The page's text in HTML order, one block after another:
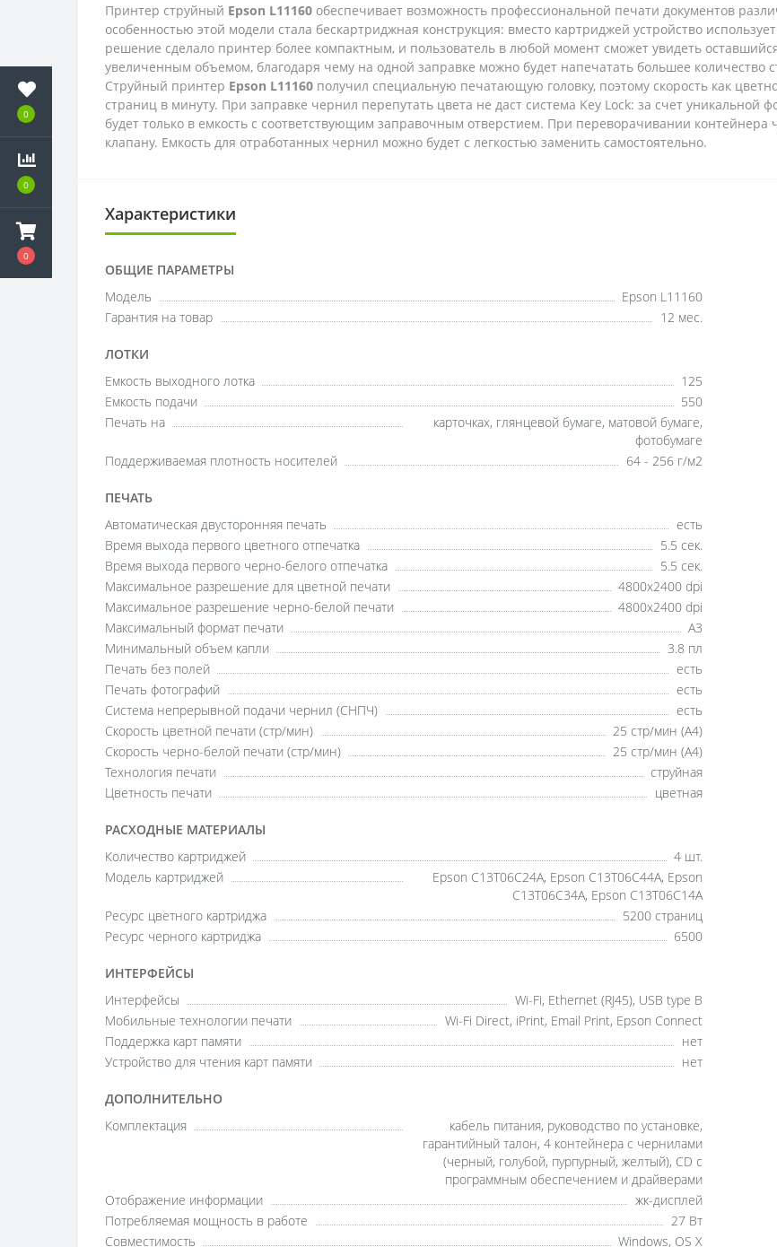
0
0
0
Принтер струйный Epson L11160 обеспечивает возможность профессиональной печати документов
особенностью этой модели стала бескартриджная конструкция: вместо картриджей устройство
решение сделало принтер более компактным, и пользователь в любой момент сможет увидеть
увеличенным объемом, благодаря чему на одной заправке можно будет напечатать большее количество
Струйный принтер Epson L11160 получил специальную печатающую головку, поэтому скорость как
страниц в минуту. При заправке чернил перепутать цвета не даст система Key Lock: за счет
будет только в емкость с соответствующим заправочным отверстием. При переворачивании
клапану. Емкость для отработанных чернил можно будет с легкостью заменить самостоятельно.
Характеристики
ОБЩИЕ ПАРАМЕТРЫ
Модель
Epson L11160
Гарантия на товар
12 мес.
ЛОТКИ
Емкость выходного лотка
125
Емкость подачи
550
Печать на
карточках, глянцевой бумаге, матовой бумаге,
фотобумаге
Поддерживаемая плотность носителей
64 - 256 г/м2
ПЕЧАТЬ
Автоматическая двусторонняя печать
есть
Время выхода первого цветного отпечатка
5.5 сек.
Время выхода первого черно-белого отпечатка
5.5 сек.
Максимальное разрешение для цветной печати
4800x2400 dpi
Максимальное разрешение черно-белой печати
4800x2400 dpi
Максимальный формат печати
А3
Минимальный объем капли
3.8 пл
Печать без полей
есть
Печать фотографий
есть
Система непрерывной подачи чернил (СНПЧ)
есть
Скорость цветной печати (стр/мин)
25 стр/мин (А4)
Скорость черно-белой печати (стр/мин)
25 стр/мин (А4)
Технология печати
струйная
Цветность печати
цветная
РАСХОДНЫЕ МАТЕРИАЛЫ
Количество картриджей
4 шт.
Модель картриджей
Epson C13T06C24A, Epson C13T06C44A, Epson
C13T06C34A, Epson C13T06C14A
Ресурс цветного картриджа
5200 страниц
Ресурс черного картриджа
6500
ИНТЕРФЕЙСЫ
Интерфейсы
Wi-Fi, Ethernet (RJ45), USB type B
Мобильные технологии печати
Wi-Fi Direct, iPrint, Email Print, Epson Connect
Поддержка карт памяти
нет
Устройство для чтения карт памяти
нет
ДОПОЛНИТЕЛЬНО
Комплектация
кабель питания, руководство по установке,
гарантийный талон, 4 контейнера с чернилами
(черный, голубой, пурпурный, желтый), CD с
программным обеспечением и драйверами
Отображение информации
жк-дисплей
Потребляемая мощность в работе
27 Вт
Совместимость
Windows, OS X